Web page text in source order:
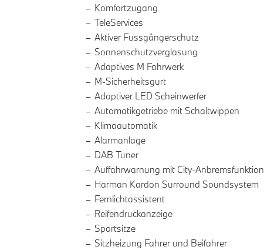
Komfortzugang
TeleServices
Aktiver Fussgängerschutz
Sonnenschutzverglasung
Adaptives M Fahrwerk
M-Sicherheitsgurt
Adaptiver LED Scheinwerfer
Automatikgetriebe mit Schaltwippen
Klimaautomatik
Alarmanlage
DAB Tuner
Auffahrwarnung mit City-Anbremsfunktion
Harman Kardon Surround Soundsystem
Fernlichtassistent
Reifendruckanzeige
Sportsitze
Sitzheizung Fahrer und Beifahrer